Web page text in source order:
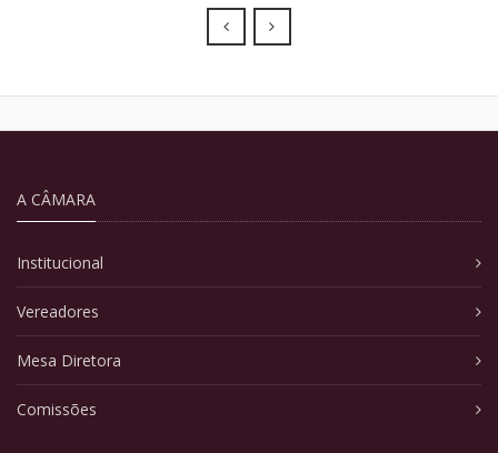
Prev Next
A CÂMARA
Institucional
Vereadores
Mesa Diretora
Comissões